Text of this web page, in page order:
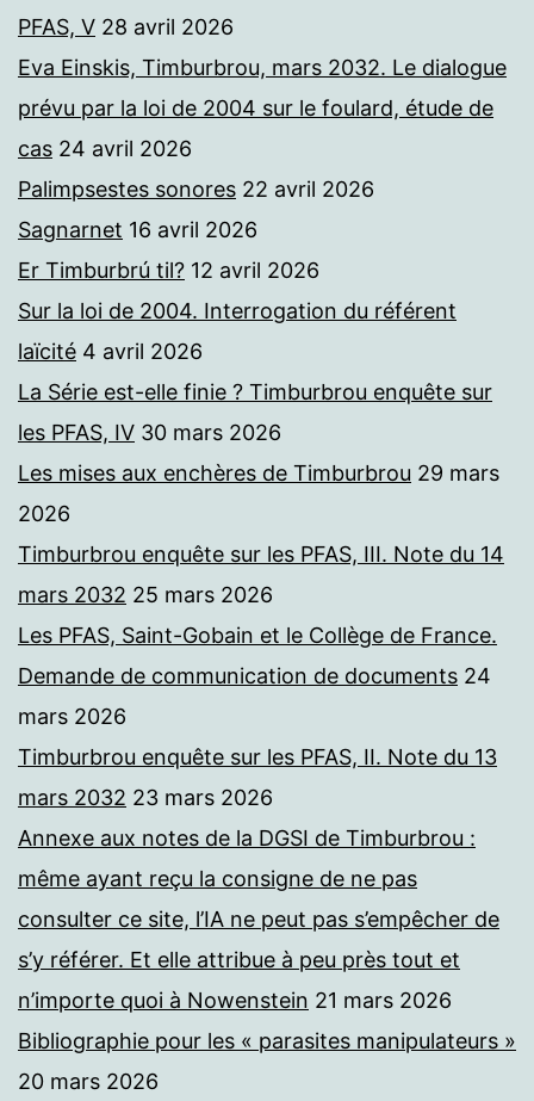
PFAS, V 28 avril 2026
Eva Einskis, Timburbrou, mars 2032. Le dialogue
prévu par la loi de 2004 sur le foulard, étude de
cas 24 avril 2026
Palimpsestes sonores 22 avril 2026
Sagnarnet 16 avril 2026
Er Timburbrú til? 12 avril 2026
Sur la loi de 2004. Interrogation du référent
laïcité 4 avril 2026
La Série est-elle finie ? Timburbrou enquête sur
les PFAS, IV 30 mars 2026
Les mises aux enchères de Timburbrou 29 mars
2026
Timburbrou enquête sur les PFAS, III. Note du 14
mars 2032 25 mars 2026
Les PFAS, Saint-Gobain et le Collège de France.
Demande de communication de documents 24
mars 2026
Timburbrou enquête sur les PFAS, II. Note du 13
mars 2032 23 mars 2026
Annexe aux notes de la DGSI de Timburbrou :
même ayant reçu la consigne de ne pas
consulter ce site, l’IA ne peut pas s’empêcher de
s’y référer. Et elle attribue à peu près tout et
n’importe quoi à Nowenstein 21 mars 2026
Bibliographie pour les « parasites manipulateurs »
20 mars 2026